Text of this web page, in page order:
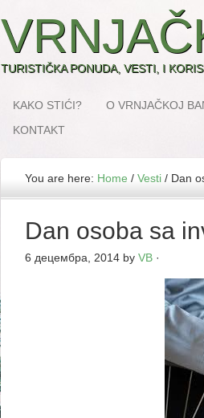
TURISTIČKA PONUDA, VESTI, I
KAKO STIĆI? O VRNJAČKOJ
KONTAKT
You are here: Home / Vesti / Dan
Dan osoba sa
6 децембра, 2014 by VB ·